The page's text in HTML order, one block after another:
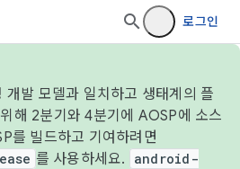
로그인
발 모델과 일치하고 생태계의 플
해 2분기와 4분기에 AOSP에 소스
를 빌드하고 기여하려면
를 사용하세요.
android-